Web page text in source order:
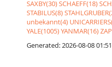
SAXBY(30)SCHAEFF(18)
STABILUS(8)
unbekannt(4)
YALE(1005)YANMAR(16)
Generated: 2026-08-08